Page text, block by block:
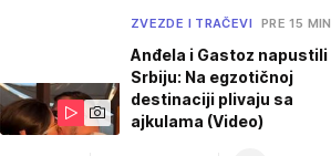
ZVEZDE I TRAČEVI PRE 15 MIN
Anđela i Gastoz napustili
Srbiju: Na egzotičnoj
destinaciji plivaju sa
ajkulama (Video)